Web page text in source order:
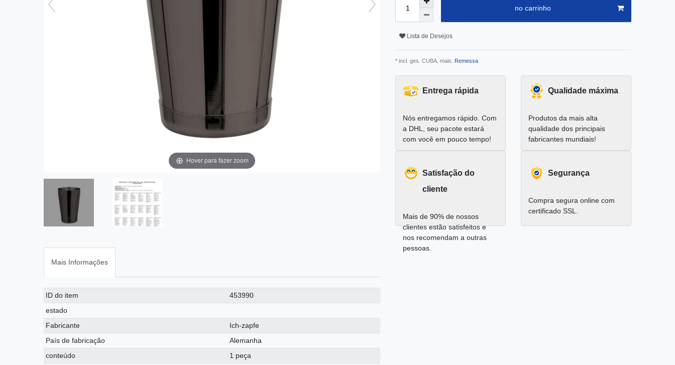
Hover para fazer zoom
Mais Informações
Ceres::Template.singleItemTechnicalDataAttribute
Ceres::Template.singleItemTechnicalDataValue
ID do item
453990
estado
Fabricante
Ich-zapfe
País de fabricação
Alemanha
conteúdo
1 peça
no carrinho
Lista de Desejos
* incl. ges. CUBA. mais. Remessa
Entrega rápida
Nós entregamos rápido. Com
a DHL, seu pacote estará
com você em pouco tempo!
Qualidade máxima
Produtos da mais alta
qualidade dos principais
fabricantes mundiais!
Satisfação do
cliente
Mais de 90% de nossos
clientes estão satisfeitos e
nos recomendam a outras
pessoas.
Segurança
Compra segura online com
certificado SSL.